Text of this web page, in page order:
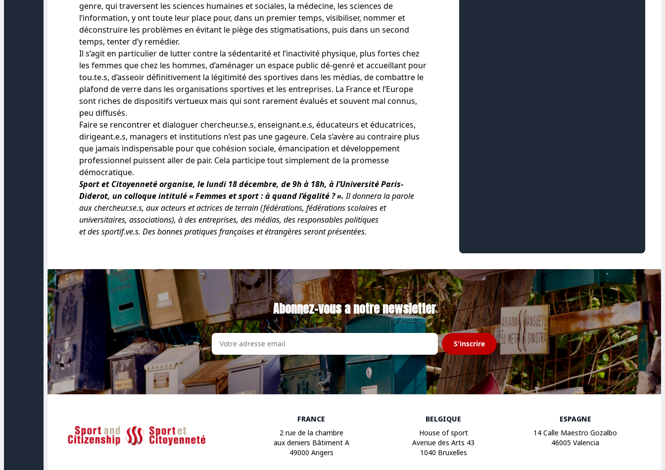
genre, qui traversent les sciences humaines et sociales, la médecine, les sciences de
l’information, y ont toute leur place pour, dans un premier temps, visibiliser, nommer et
déconstruire les problèmes en évitant le piège des stigmatisations, puis dans un second
temps, tenter d’y remédier.
Il s’agit en particulier de lutter contre la sédentarité et l’inactivité physique, plus fortes chez
les femmes que chez les hommes, d’aménager un espace public dé-genré et accueillant pour
tou.te.s, d’asseoir définitivement la légitimité des sportives dans les médias, de combattre le
plafond de verre dans les organisations sportives et les entreprises. La France et l’Europe
sont riches de dispositifs vertueux mais qui sont rarement évalués et souvent mal connus,
peu diffusés.
Faire se rencontrer et dialoguer chercheur.se.s, enseignant.e.s, éducateurs et éducatrices,
dirigeant.e.s, managers et institutions n’est pas une gageure. Cela s’avère au contraire plus
que jamais indispensable pour que cohésion sociale, émancipation et développement
professionnel puissent aller de pair. Cela participe tout simplement de la promesse
démocratique.
Sport et Citoyenneté organise, le lundi 18 décembre, de 9h à 18h, à l’Université Paris-
Diderot, un colloque intitulé « Femmes et sport : à quand l’égalité ? ». Il donnera la parole
aux chercheur.se.s, aux acteurs et actrices de terrain (fédérations, fédérations scolaires et
universitaires, associations), à des entreprises, des médias, des responsables politiques
et des sportif.ve.s. Des bonnes pratiques françaises et étrangères seront présentées.
Abonnez-vous a notre newsletter
S'inscrire
Sport et Citoyenneté
FRANCE
2 rue de la chambre
aux deniers Bâtiment A
49000 Angers
BELGIQUE
House of sport
Avenue des Arts 43
1040 Bruxelles
ESPAGNE
14 Calle Maestro Gozalbo
46005 Valencia